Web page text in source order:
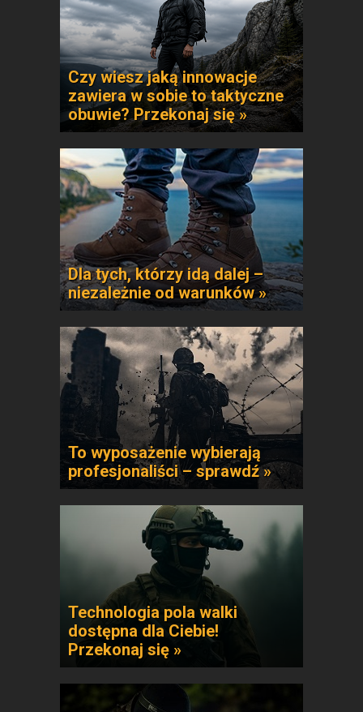
Czy wiesz jaką innowacje
zawiera w sobie to taktyczne
obuwie? Przekonaj się »
Dla tych, którzy idą dalej –
niezależnie od warunków »
To wyposażenie wybierają
profesjonaliści – sprawdź »
Technologia pola walki
dostępna dla Ciebie!
Przekonaj się »